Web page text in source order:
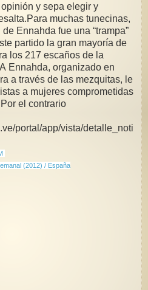
y sepa elegir y
muchas tunecinas,
Ennahda fue una “trampa”
partido la gran mayoría de
los 217 escaños de la
Ennahda, organizado en
a través de las mezquitas, le
a mujeres comprometidas
el contrario
portal/app/vista/detalle_noti
(2012) / España